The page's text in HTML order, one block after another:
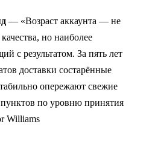
— «Возраст аккаунта — не
но наиболее
с результатом. За пять лет
доставки состарённые
опережают свежие
по уровню принятия
Williams